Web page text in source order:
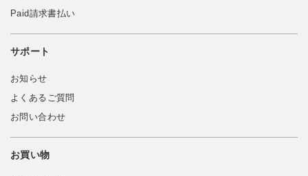
Paid請求書払い
サポート
お知らせ
よくあるご質問
お問い合わせ
お買い物